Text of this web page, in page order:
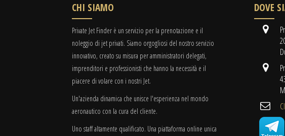
CHI SIAMO
Private Jet Finder è un servizio per la prenotazione e il
noleggio di jet privati. Siamo orgogliosi del nostro servizio
innovativo, creato su misura per amministratori delegati,
imprenditori e professionisti che hanno la necessità e il
piacere di volare con i nostri Jet.
Un'azienda dinamica che unisce l'esperienza nel mondo
aeronautico con la cura del cliente.
Uno staff altamente qualificato. Una piattaforma online unica
DOVE